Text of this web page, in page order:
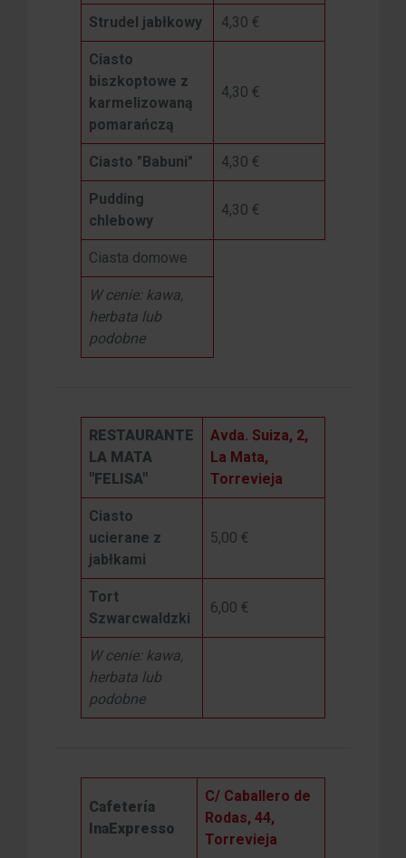
Strudel jabłkowy 4,30 €
Ciasto
biszkoptowe z
karmelizowaną
pomarańczą
4,30 €
Ciasto "Babuni" 4,30 €
Pudding
chlebowy
4,30 €
Ciasta domowe
W cenie: kawa,
herbata lub
podobne
RESTAURANTE
LA MATA
"FELISA"
Avda. Suiza, 2,
La Mata,
Torrevieja
Ciasto
ucierane z
jabłkami
5,00 €
Tort
Szwarcwaldzki
6,00 €
W cenie: kawa,
herbata lub
podobne
Cafetería
InaExpresso
C/ Caballero de
Rodas, 44,
Torrevieja